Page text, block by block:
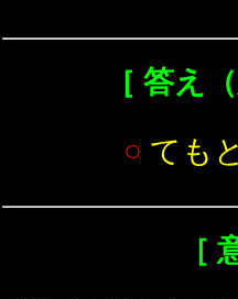
［ 答え
○ ても
［